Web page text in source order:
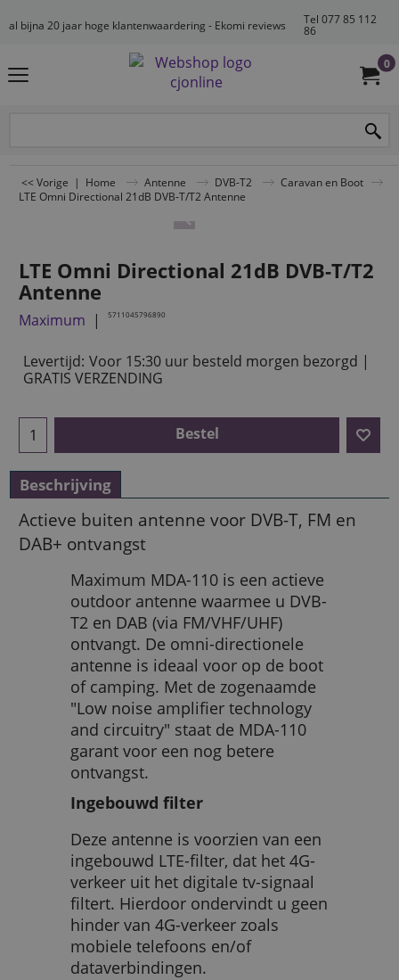
al bijna 20 jaar hoge klantenwaardering - Ekomi reviews
Tel 077 85 112
86
0
<< Vorige | Home Antenne DVB-T2
Caravan en Boot
LTE Omni Directional 21dB DVB-T/T2 Antenne
LTE Omni Directional 21dB DVB-T/T2
Antenne
Maximum 5711045796890
Levertijd: Voor 15:30 uur besteld morgen bezorgd |
GRATIS VERZENDING
Bestel
Beschrijving
Actieve buiten antenne voor DVB-T, FM en
DAB+ ontvangst
Maximum MDA-110 is een actieve
outdoor antenne waarmee u DVB-
T2 en DAB (via FM/VHF/UHF)
ontvangt. De omni-directionele
antenne is ideaal voor op de boot
of camping. Met de zogenaamde
"Low noise amplifier technology
and circuitry" staat de MDA-110
garant voor een nog betere
ontvangst.
Ingebouwd filter
Deze antenne is voorzien van een
ingebouwd LTE-filter, dat het 4G-
verkeer uit het digitale tv-signaal
filtert. Hierdoor ondervindt u geen
hinder van 4G-verkeer zoals
mobiele telefoons en/of
dataverbindingen.